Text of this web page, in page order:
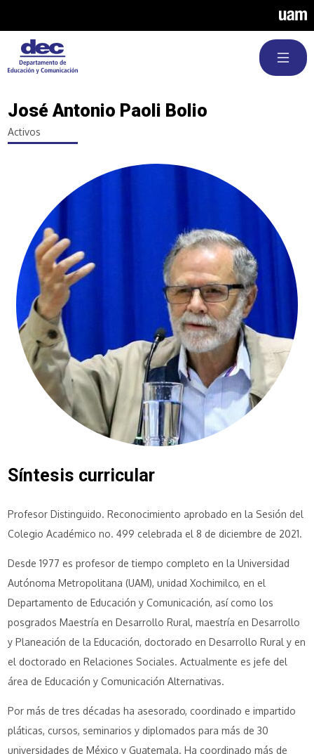
José Antonio Paoli Bolio
Activos
Síntesis curricular
Profesor Distinguido. Reconocimiento aprobado en la Sesión del
Colegio Académico no. 499 celebrada el 8 de diciembre de 2021.
Desde 1977 es profesor de tiempo completo en la Universidad
Autónoma Metropolitana (UAM), unidad Xochimilco, en el
Departamento de Educación y Comunicación, así como los
posgrados Maestría en Desarrollo Rural, maestría en Desarrollo
y Planeación de la Educación, doctorado en Desarrollo Rural y en
el doctorado en Relaciones Sociales. Actualmente es jefe del
área de Educación y Comunicación Alternativas.
Por más de tres décadas ha asesorado, coordinado e impartido
pláticas, cursos, seminarios y diplomados para más de 30
universidades de México y Guatemala. Ha coordinado más de